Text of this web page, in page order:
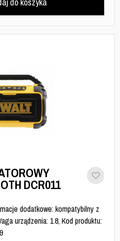
DCR011
dodatkowe: kompatybilny z
urządzenia: 1.8, Kod produktu: